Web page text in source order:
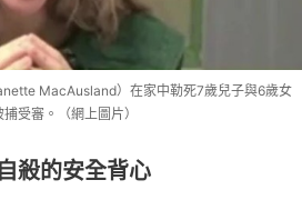
MacAusland）在家中勒死7歲兒子與6歲女
受審。（網上圖片）
殺的安全背心